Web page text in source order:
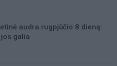
audra rugpjūčio 8 dieną:
jos galia